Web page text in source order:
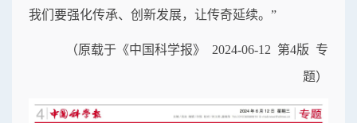
我们要强化传承、创新发展，让传奇延续。”
（原载于《中国科学报》 2024-06-12 第4版 专
题）